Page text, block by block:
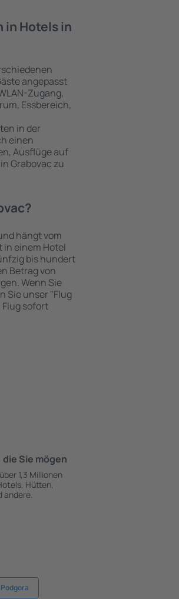
in Hotels in
angepasst
Zugang,
Essbereich,
in der
einen
Ausflüge auf
Grabovac zu
hängt vom
in einem Hotel
bis hundert
Betrag von
Wenn Sie
Sie unser "Flug
Flug sofort
Sie mögen
1,3 Millionen
Hütten,
andere.